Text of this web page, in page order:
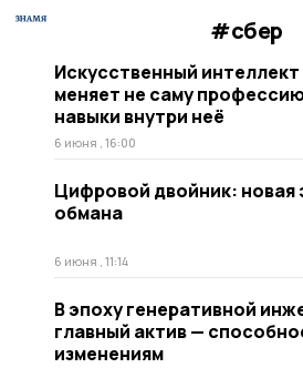
#сбер
Искусственный интеллект
меняет не саму
навыки внутри неё
6 июня , 16:00
Цифровой двойник: новая
обмана
6 июня , 11:14
В эпоху генеративной
главный актив —
изменениям